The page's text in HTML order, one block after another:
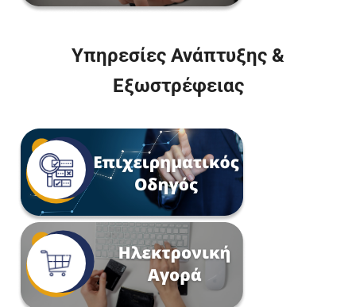
Υπηρεσίες Ανάπτυξης &
Εξωστρέφειας